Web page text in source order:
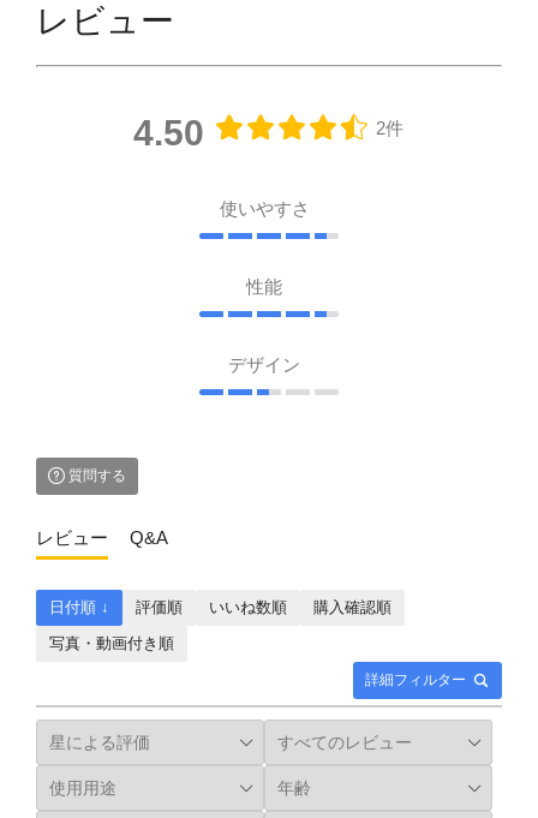
レビュー
4.50 2件
使いやすさ
性能
デザイン
質問する
レビュー Q&A
詳細フィルター
日付順 ↓ 評価順 いいね数順
購入確認順
写真・動画付き順